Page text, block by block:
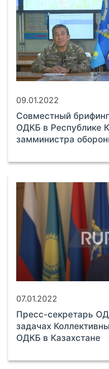
09.01.2022
Совместный
ОДКБ в Республике
замминистра
07.01.2022
Пресс-секретарь
задачах
ОДКБ в Казахстане